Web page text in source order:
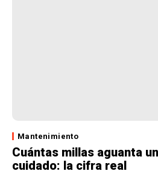
Mantenimiento
Cuántas millas aguanta
cuidado: la cifra real